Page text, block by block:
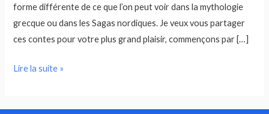
forme différente de ce que l’on peut voir dans la mythologie
grecque ou dans les Sagas nordiques. Je veux vous partager
ces contes pour votre plus grand plaisir, commençons par […]
Lire la suite »